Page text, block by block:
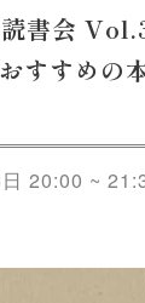
書会
をみんな
20:00 ~